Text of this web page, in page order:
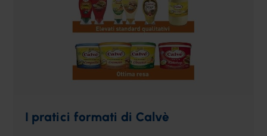
I pratici formati di Calvè